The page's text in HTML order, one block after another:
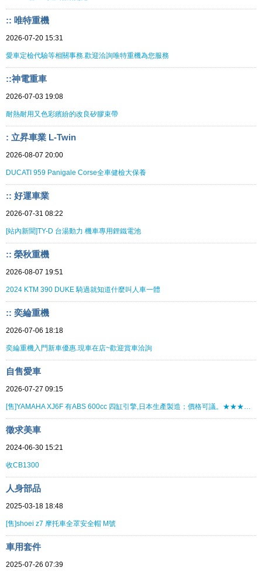
:: 唯特重機
2026-07-20 15:31
愛車定檢代驗等相關事務.歡迎洽詢唯特重機為您服務
::神電重車
2026-07-03 19:08
耐熱耐用又色彩繽紛的改良矽膠束帶
: 立昇車業 L-Twin
2026-08-07 20:00
DUCATI 959 Panigale Corse全車健檢大保養
:: 好運車業
2026-07-31 08:22
[站內新聞]TY-D 台湯動力 機車專用鋰鐵電池
:: 榮秋重機
2026-08-07 19:51
2024 KTM 390 DUKE 騎過就知道什麼叫人車一體
:: 奕綸重機
2026-07-06 18:18
奕綸重機入門新車優惠.現車在店~歡迎賞車洽詢
自售愛車
2026-07-27 09:15
[售]YAMAHA XJ6F 有ABS 600cc 四缸引擎,日本生產製造；價格可議。★★★★★★★★
徵求美車
2024-06-30 15:21
收CB1300
人身部品
2025-03-18 18:48
[售]shoei z7 摩托車全罩安全帽 M號
車用套件
2025-07-26 07:39